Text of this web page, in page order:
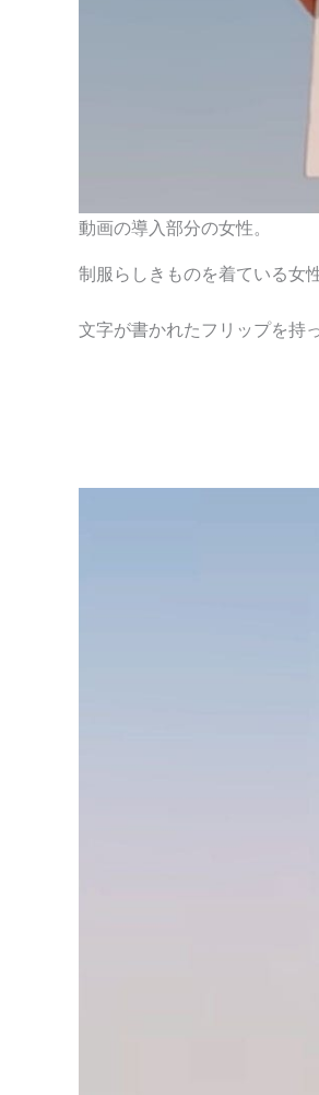
動画の導入部分の女性。
制服らしきものを着ている女
文字が書かれたフリップを持